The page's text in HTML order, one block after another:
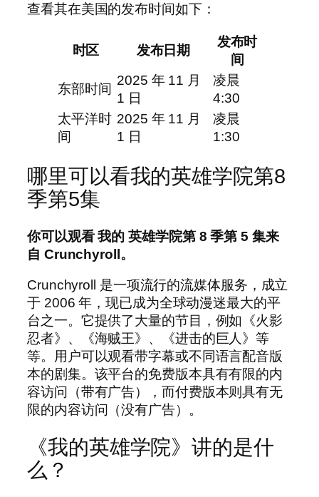
查看其在美国的发布时间如下：
时区 发布日期
发布时
间
东部时间
2025 年 11 月
1 日
凌晨
4:30
太平洋时
间
2025 年 11 月
1 日
凌晨
1:30
哪里可以看我的英雄学院第8
季第5集
你可以观看我的 英雄学院第 8 季第 5 集来
自 Crunchyroll。
Crunchyroll 是一项流行的流媒体服务，成立
于 2006 年，现已成为全球动漫迷最大的平
台之一。它提供了大量的节目，例如《火影
忍者》、《海贼王》、《进击的巨人》等
等。用户可以观看带字幕或不同语言配音版
本的剧集。该平台的免费版本具有有限的内
容访问（带有广告），而付费版本则具有无
限的内容访问（没有广告）。
《我的英雄学院》讲的是什
么？